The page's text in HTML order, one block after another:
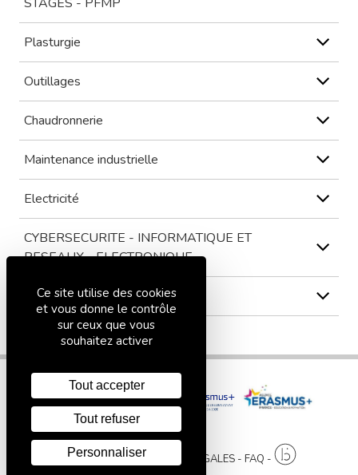
Plasturgie
Outillages
Chaudronnerie
Maintenance industrielle
Electricité
CYBERSECURITE - INFORMATIQUE ET
RESEAUX - ELECTRONIQUE
3ème
PLAN DU SITE MENTIONS LÉGALES FAQ
Ce site utilise des cookies
et vous donne le contrôle
sur ceux que vous
souhaitez activer
Tout accepter
Tout refuser
Personnaliser